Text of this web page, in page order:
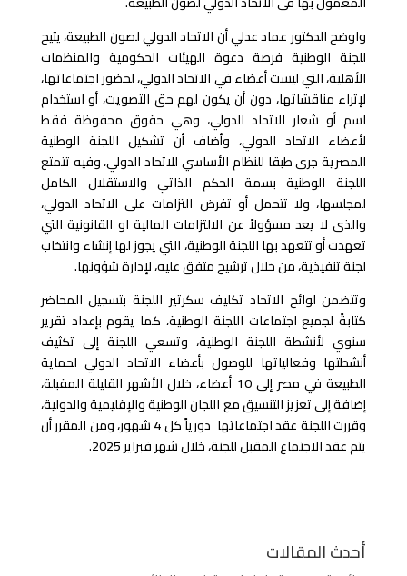
واوضح الدكتور عماد عدلي أن الاتحاد الدولي لصون الطبيعة، يتيح
للجنة الوطنية فرصة دعوة الهيئات الحكومية والمنظمات
الأهلية، التي ليست أعضاء في الاتحاد الدولي، لحضور اجتماعاتها،
لإثراء مناقشاتها، دون أن يكون لهم حق التصويت، أو استخدام
اسم أو شعار الاتحاد الدولي، وهي حقوق محفوظة فقط
لأعضاء الاتحاد الدولي، وأضاف أن تشكيل اللجنة الوطنية
المصرية جرى طبقا للنظام الأساسي للاتحاد الدولي، وفيه تتمتع
اللجنة الوطنية بسمة الحكم الذاتي والاستقلال الكامل
لمجلسها، ولا تتحمل أو تفرض التزامات على الاتحاد الدولي،
والذى لا يعد مسؤولاً عن الالتزامات المالية او القانونية التي
تعهدت أو تتعهد بها اللجنة الوطنية، التي يجوز لها إنشاء وانتخاب
لجنة تنفيذية، من خلال ترشيح متفق عليه، لإدارة شؤونها.
وتتضمن لوائح الاتحاد تكليف سكرتير اللجنة بتسجيل المحاضر
كتابةً لجميع اجتماعات اللجنة الوطنية، كما يقوم بإعداد تقرير
سنوي لأنشطة اللجنة الوطنية، وتسعي اللجنة إلى تكثيف
أنشطتها وفعالياتها للوصول بأعضاء الاتحاد الدولي لحماية
الطبيعة في مصر إلى 10 أعضاء، خلال الأشهر القليلة المقبلة،
إضافة إلى تعزيز التنسيق مع اللجان الوطنية والإقليمية والدولية،
وقررت اللجنة عقد اجتماعاتها دورياً كل 4 شهور، ومن المقرر أن
يتم عقد الاجتماع المقبل للجنة، خلال شهر فبراير 2025.
أحدث المقالات